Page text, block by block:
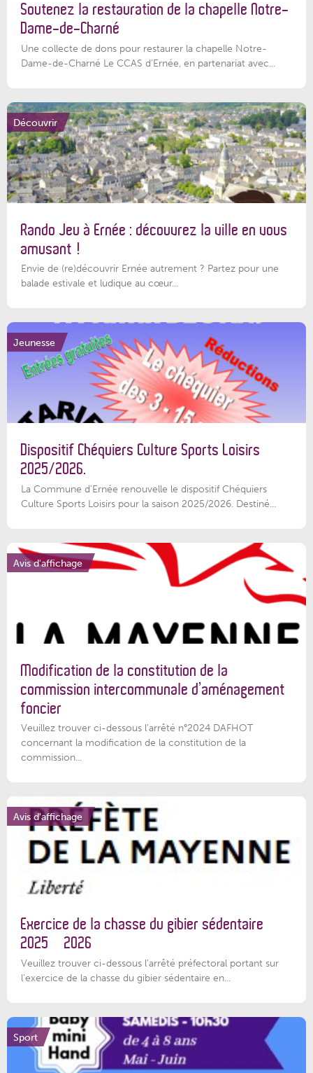
Soutenez la restauration de la chapelle Notre-
Dame-de-Charné
Une collecte de dons pour restaurer la chapelle Notre-
Dame-de-Charné Le CCAS d’Ernée, en partenariat avec...
Découvrir
Rando Jeu à Ernée : découvrez la ville en vous
amusant !
Envie de (re)découvrir Ernée autrement ? Partez pour une
balade estivale et ludique au cœur...
Jeunesse
Dispositif Chéquiers Culture Sports Loisirs
2025/2026.
La Commune d'Ernée renouvelle le dispositif Chéquiers
Culture Sports Loisirs pour la saison 2025/2026. Destiné...
Avis d'affichage
Modification de la constitution de la
commission intercommunale d’aménagement
foncier
Veuillez trouver ci-dessous l'arrêté n°2024 DAFHOT
concernant la modification de la constitution de la
commission...
Avis d'affichage
Exercice de la chasse du gibier sédentaire
2025 – 2026
Veuillez trouver ci-dessous l'arrêté préfectoral portant sur
l'exercice de la chasse du gibier sédentaire en...
Sport